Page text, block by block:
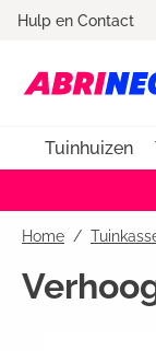
Ga
Hulp en Contact
Tuinhuizen
Home